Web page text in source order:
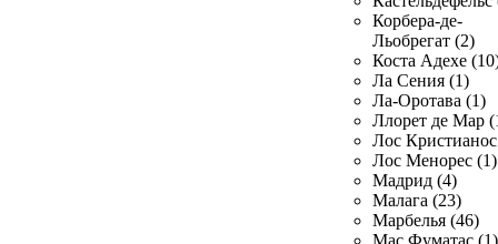
Корбера-де-
Льобрегат (2)
Коста Адехе
Ла Сения (1)
Ла-Оротава (1)
Ллорет де Мар
Лос
Лос Менорес (1)
Мадрид (4)
Малага (23)
Марбелья (46)
Мас Фуматас (1)